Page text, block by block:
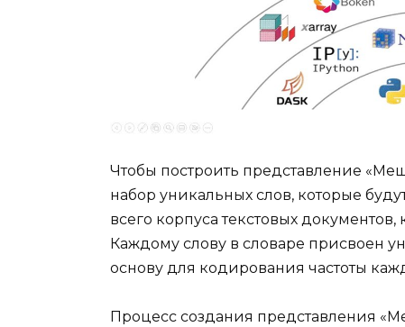
Чтобы построить представление
набор уникальных слов, которые
всего корпуса текстовых
Каждому слову в словаре присвоен
основу для кодирования частоты
Процесс создания представления